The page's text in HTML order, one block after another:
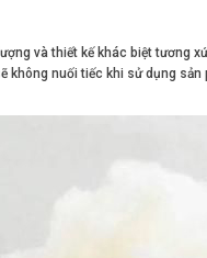
và thiết kế khác biệt tương
không nuối tiếc khi sử dụng sản